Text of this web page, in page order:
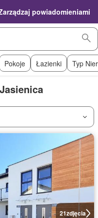
powiadomieniami
Pokoje Łazienki Typ
21zdjęcia